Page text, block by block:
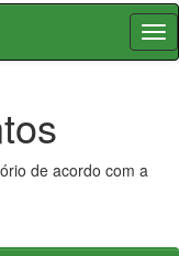
de acordo com a